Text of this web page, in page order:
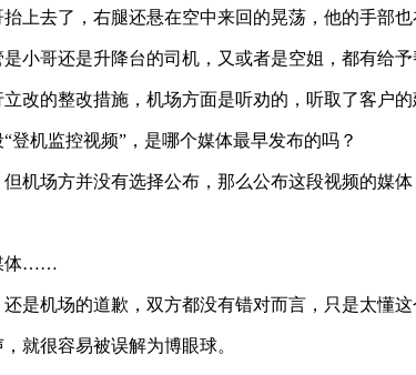
上去了，右腿还悬在空中来回的晃荡，他的手部
小哥还是升降台的司机，又或者是空姐，都有给予
改的整改措施，机场方面是听劝的，听取了客户
登机监控视频”，是哪个媒体最早发布的吗？
机场方并没有选择公布，那么公布这段视频的媒体
体……
是机场的道歉，双方都没有错对而言，只是太懂这
就很容易被误解为博眼球。